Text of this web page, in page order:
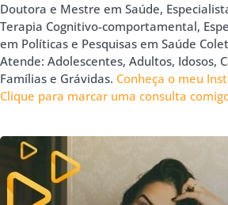
Doutora e Mestre em Saúde,
Terapia Cognitivo-comportamental,
em Políticas e Pesquisas em Saúde
Atende: Adolescentes, Adultos, Idosos,
Famílias e Grávidas. Conheça o meu
Clique para marcar uma consulta